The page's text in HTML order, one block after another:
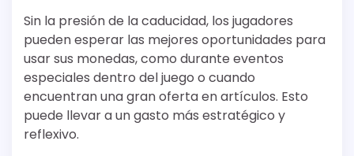
Sin la presión de la caducidad, los jugadores
pueden esperar las mejores oportunidades para
usar sus monedas, como durante eventos
especiales dentro del juego o cuando
encuentran una gran oferta en artículos. Esto
puede llevar a un gasto más estratégico y
reflexivo.